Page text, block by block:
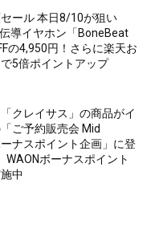
セール 本日8/10が狙い
伝導イヤホン「BoneBeat
の4,950円！さらに楽天お
5倍ポイントアップ
「クレイサス」の商品がイ
ご予約販売会 Mid
ナスポイント企画」に登
ボーナスポイント
中